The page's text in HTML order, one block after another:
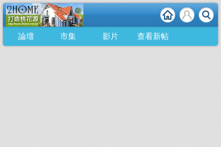
論壇 市集 影片 查看新帖